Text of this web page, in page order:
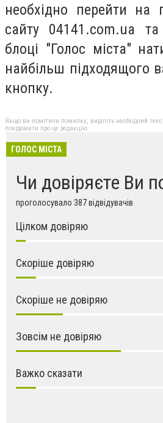
необхідно перейти на
сайту 04141.com.ua
блоці "Голос міста"
найбільш підходящого
кнопку.
Якщо ви помітили помилку, виділіть необхідний
повідомити про це редакцію
ГОЛОС МІСТА
Чи довіряєте Ви
проголосувало 387 відвідувачів
Цілком довіряю
Скоріше довіряю
Скоріше не довіряю
Зовсім не довіряю
Важко сказати